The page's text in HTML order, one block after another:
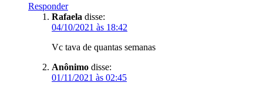
Responder
Rafaela disse:
04/10/2021 às 18:42
Vc tava de quantas semanas
Anônimo disse:
01/11/2021 às 02:45